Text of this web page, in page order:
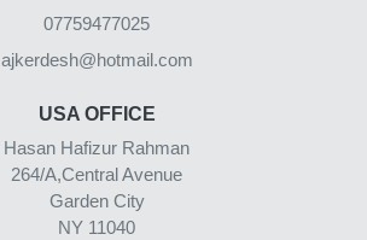
07759477025
ajkerdesh@hotmail.com
USA OFFICE
Hasan Hafizur Rahman
264/A,Central Avenue
Garden City
NY 11040